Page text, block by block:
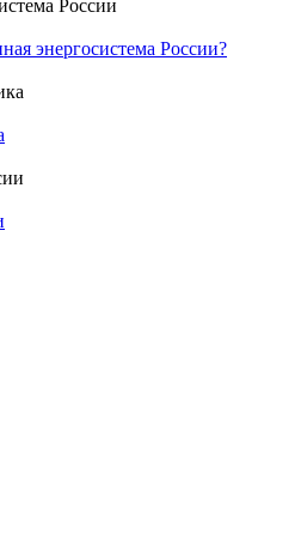
энергосистема России?